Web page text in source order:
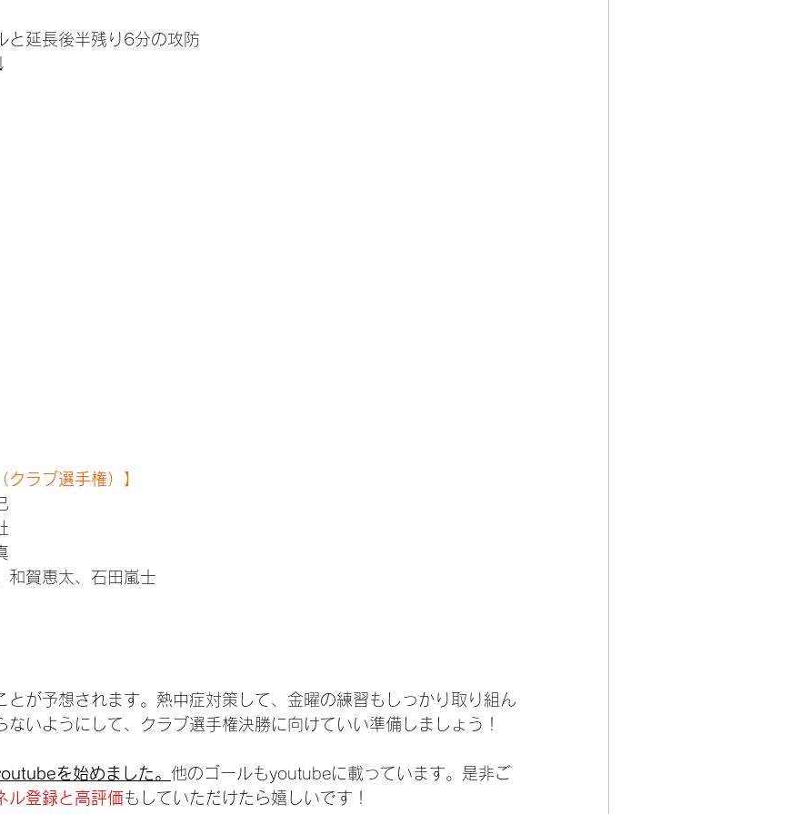
と延長後半残り6分の攻防
クラブ選手権）】
賀恵太、石田嵐士
が予想されます。熱中症対策して、金曜の練習もしっかり取り組ん
ないようにして、クラブ選手権決勝に向けていい準備しましょう！
を始めました。 他のゴールもyoutubeに載っています。是非ご
ル登録と高評価もしていただけたら嬉しいです！